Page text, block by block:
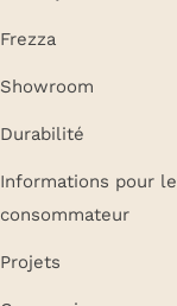
Frezza
Showroom
Durabilité
Informations pour le
consommateur
Projets